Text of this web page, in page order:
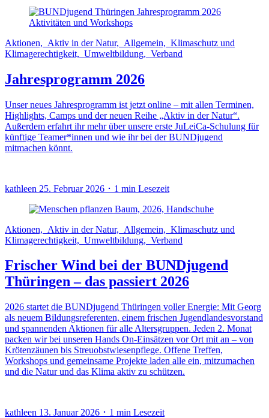
Aktionen, Aktiv in der Natur, Allgemein, Klimaschutz und
Klimagerechtigkeit, Umweltbildung, Verband
Jahresprogramm 2026
Unser neues Jahresprogramm ist jetzt online – mit allen Terminen,
Highlights, Camps und der neuen Reihe „Aktiv in der Natur“.
Außerdem erfahrt ihr mehr über unsere erste JuLeiCa-Schulung für
künftige Teamer*innen und wie ihr bei der BUNDjugend
mitmachen könnt.
kathleen 25. Februar 2026 ･ 1 min Lesezeit
Aktionen, Aktiv in der Natur, Allgemein, Klimaschutz und
Klimagerechtigkeit, Umweltbildung, Verband
Frischer Wind bei der BUNDjugend
Thüringen – das passiert 2026
2026 startet die BUNDjugend Thüringen voller Energie: Mit Georg
als neuem Bildungsreferenten, einem frischen Jugendlandesvorstand
und spannenden Aktionen für alle Altersgruppen. Jeden 2. Monat
packen wir bei unseren Hands On-Einsätzen vor Ort mit an – von
Krötenzäunen bis Streuobstwiesenpflege. Offene Treffen,
Workshops und gemeinsame Projekte laden alle ein, mitzumachen
und die Natur und das Klima aktiv zu schützen.
kathleen 13. Januar 2026 ･ 1 min Lesezeit